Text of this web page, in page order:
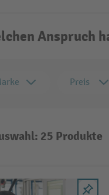
Anspruch
Preis
25 Produkte